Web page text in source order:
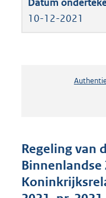
10-12-2021
Regeling van
Binnenlandse